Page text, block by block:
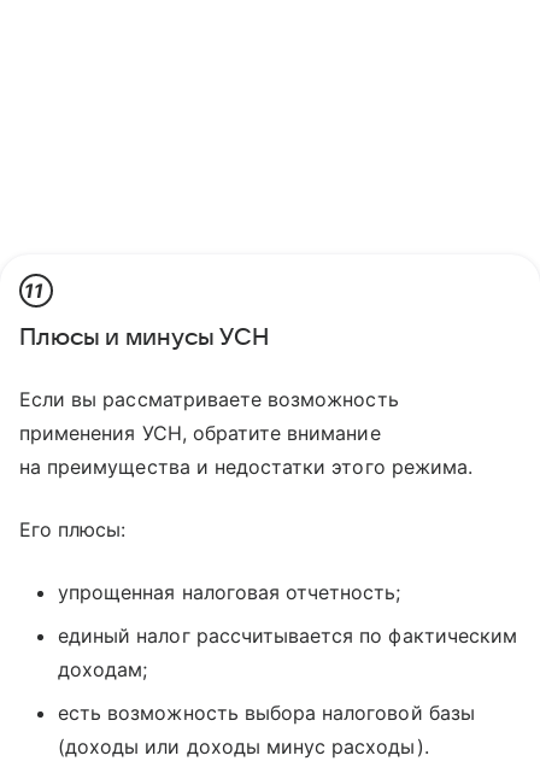
11
Плюсы и минусы УСН
Если вы рассматриваете возможность
применения УСН, обратите внимание
на преимущества и недостатки этого режима.
Его плюсы:
упрощенная налоговая отчетность;
единый налог рассчитывается по фактическим
доходам;
есть возможность выбора налоговой базы
(доходы или доходы минус расходы).